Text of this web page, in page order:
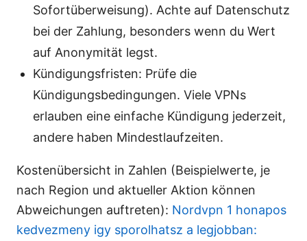
Sofortüberweisung). Achte auf Datenschutz
bei der Zahlung, besonders wenn du Wert
auf Anonymität legst.
Kündigungsfristen: Prüfe die
Kündigungsbedingungen. Viele VPNs
erlauben eine einfache Kündigung jederzeit,
andere haben Mindestlaufzeiten.
Kostenübersicht in Zahlen (Beispielwerte, je
nach Region und aktueller Aktion können
Abweichungen auftreten): Nordvpn 1 honapos
kedvezmeny igy sporolhatsz a legjobban: